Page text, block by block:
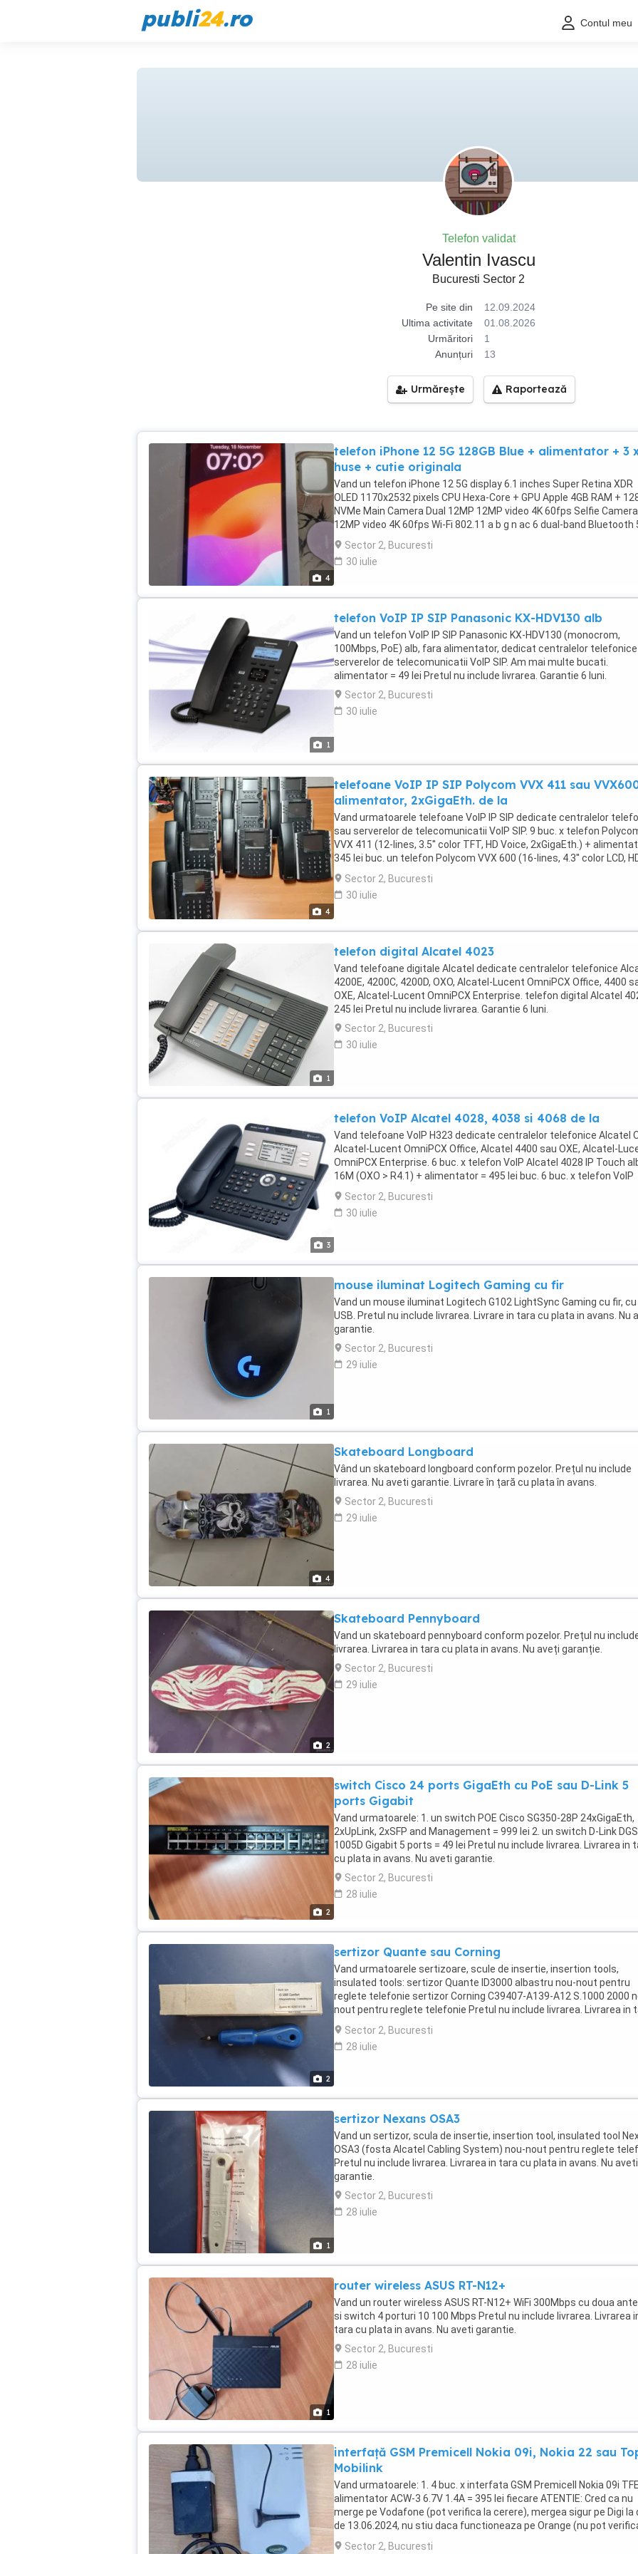
publi24.ro Contul meu
Telefon validat
Valentin Ivascu
Bucuresti Sector 2
Pe site din
12.09.2024
Ultima activitate
01.08.2026
Urmăritori
1
Anunțuri
13
Urmărește Raportează
4
telefon iPhone 12 5G 128GB Blue + alimentator + 3
huse + cutie originala
Vand un telefon iPhone 12 5G display 6.1 inches Super Retina XDR
OLED 1170x2532 pixels CPU Hexa-Core + GPU Apple 4GB RAM +
NVMe Main Camera Dual 12MP 12MP video 4K 60fps Selfie Camera
12MP video 4K 60fps Wi-Fi 802.11 a b g n ac 6 dual-band Bluetooth
A2DP LE Battery Li-Ion 2815 mAh model A2403 Blue, care arată
bine, cu alimentator, 3 huse si cutia originala Pretul nu include
Nu fac schimburi. Nu aveti garantie.
Sector 2, Bucuresti
30 iulie
1
telefon VoIP IP SIP Panasonic KX-HDV130 alb
Vand un telefon VoIP IP SIP Panasonic KX-HDV130 (monocrom,
100Mbps, PoE) alb, fara alimentator, dedicat centralelor
serverelor de telecomunicatii VoIP SIP. Am mai multe bucati.
alimentator = 49 lei Pretul nu include livrarea. Garantie 6 luni.
Sector 2, Bucuresti
30 iulie
4
telefoane VoIP IP SIP Polycom VVX 411 sau
alimentator, 2xGigaEth. de la
Vand urmatoarele telefoane VoIP IP SIP dedicate centralelor
sau serverelor de telecomunicatii VoIP SIP. 9 buc. x telefon
VVX 411 (12-lines, 3.5'' color TFT, HD Voice, 2xGigaEth.) +
345 lei buc. un telefon Polycom VVX 600 (16-lines, 4.3'' color LCD,
Voice, 2xGigaEth.) + alimentator = 495 lei Pretul nu include livrarea.
Garantie 6 luni.
Sector 2, Bucuresti
30 iulie
1
telefon digital Alcatel 4023
Vand telefoane digitale Alcatel dedicate centralelor telefonice
4200E, 4200C, 4200D, OXO, Alcatel-Lucent OmniPCX Office, 4400
OXE, Alcatel-Lucent OmniPCX Enterprise. telefon digital Alcatel
245 lei Pretul nu include livrarea. Garantie 6 luni.
Sector 2, Bucuresti
30 iulie
3
telefon VoIP Alcatel 4028, 4038 si 4068 de la
Vand telefoane VoIP H323 dedicate centralelor telefonice Alcatel
Alcatel-Lucent OmniPCX Office, Alcatel 4400 sau OXE, Alcatel-
OmniPCX Enterprise. 6 buc. x telefon VoIP Alcatel 4028 IP Touch
16M (OXO > R4.1) + alimentator = 495 lei buc. 6 buc. x telefon VoIP
Alcatel 4028 IP Touch negru EE (OXO > R5.1, OXE > R6.2) +
= 495 lei buc. 2 buc. x telefon VoIP Alcatel 4038 IP Touch negru 16M
(OXO > R3.1) + alimentator = 595 lei buc. 3 buc. x telefon VoIP
Sector 2, Bucuresti
30 iulie
1
mouse iluminat Logitech Gaming cu fir
Vand un mouse iluminat Logitech G102 LightSync Gaming cu fir, cu
USB. Pretul nu include livrarea. Livrare in tara cu plata in avans. Nu
garantie.
Sector 2, Bucuresti
29 iulie
4
Skateboard Longboard
Vând un skateboard longboard conform pozelor. Prețul nu include
livrarea. Nu aveti garantie. Livrare în țară cu plata în avans.
Sector 2, Bucuresti
29 iulie
2
Skateboard Pennyboard
Vand un skateboard pennyboard conform pozelor. Prețul nu
livrarea. Livrarea in tara cu plata in avans. Nu aveți garanție.
Sector 2, Bucuresti
29 iulie
2
switch Cisco 24 ports GigaEth cu PoE sau D-Link 5
ports Gigabit
Vand urmatoarele: 1. un switch POE Cisco SG350-28P 24xGigaEth,
2xUpLink, 2xSFP and Management = 999 lei 2. un switch D-Link
1005D Gigabit 5 ports = 49 lei Pretul nu include livrarea. Livrarea in
cu plata in avans. Nu aveti garantie.
Sector 2, Bucuresti
28 iulie
2
sertizor Quante sau Corning
Vand urmatoarele sertizoare, scule de insertie, insertion tools,
insulated tools: sertizor Quante ID3000 albastru nou-nout pentru
reglete telefonie sertizor Corning C39407-A139-A12 S.1000 2000
nout pentru reglete telefonie Pretul nu include livrarea. Livrarea in
cu plata in avans. Nu aveti garantie.
Sector 2, Bucuresti
28 iulie
1
sertizor Nexans OSA3
Vand un sertizor, scula de insertie, insertion tool, insulated tool
OSA3 (fosta Alcatel Cabling System) nou-nout pentru reglete
Pretul nu include livrarea. Livrarea in tara cu plata in avans. Nu aveti
garantie.
Sector 2, Bucuresti
28 iulie
1
router wireless ASUS RT-N12+
Vand un router wireless ASUS RT-N12+ WiFi 300Mbps cu doua
si switch 4 porturi 10 100 Mbps Pretul nu include livrarea. Livrarea
tara cu plata in avans. Nu aveti garantie.
Sector 2, Bucuresti
28 iulie
interfață GSM Premicell Nokia 09i, Nokia 22 sau
Mobilink
Vand urmatoarele: 1. 4 buc. x interfata GSM Premicell Nokia 09i
alimentator ACW-3 6.7V 1.4A = 395 lei fiecare ATENTIE: Cred ca nu
merge pe Vodafone (pot verifica la cerere), mergea sigur pe Digi la
de 13.06.2024, nu stiu daca functioneaza pe Orange (nu pot
principiu toți providerii GSM au păstrat frecvența de 900MHz. 2.
Sector 2, Bucuresti